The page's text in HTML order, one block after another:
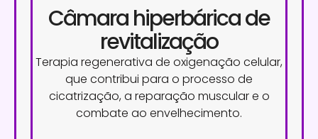
Câmara hiperbárica de
revitalização
Terapia regenerativa de oxigenação celular,
que contribui para o processo de
cicatrização, a reparação muscular e o
combate ao envelhecimento.